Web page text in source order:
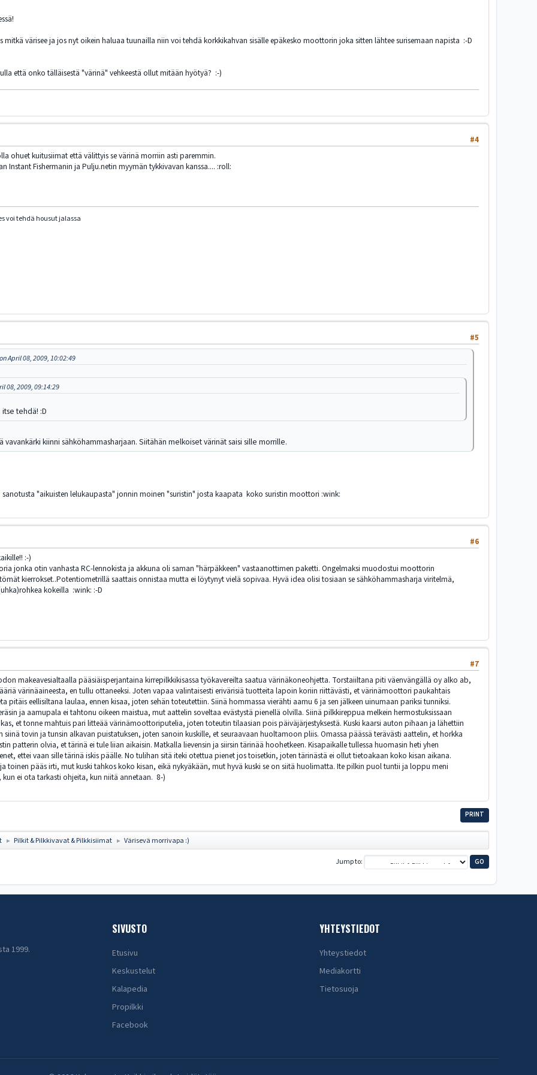
värisee ja jos nyt oikein haluaa tuunailla niin voi tehdä korkkikahvan sisälle epäkesko moottorin joka sitten lähtee surisemaan napista :-D
että onko tälläisestä "värinä" vehkeestä ollut mitään hyötyä? :-)
#4
ohuet kuitusiimat että välittyis se värinä morriin asti paremmin.
Instant Fishermanin ja Pulju.netin myymän tykkivavan kanssa.... :roll:
voi tehdä housut jalassa
#5
April 08, 2009, 10:02:49
08, 2009, 09:14:29
tehdä! :D
vavankärki kiinni sähköhammasharjaan. Siitähän melkoiset värinät saisi sille morrille.
"aikuisten lelukaupasta" jonnin moinen "suristin" josta kaapata koko suristin moottori :wink:
#6
:-)
jonka otin vanhasta RC-lennokista ja akkuna oli saman "härpäkkeen" vastaanottimen paketti. Ongelmaksi muodostui moottorin
kierrokset..Potentiometrillä saattais onnistaa mutta ei löytynyt vielä sopivaa. Hyvä idea olisi tosiaan se sähköhammasharja viritelmä,
kokeilla :wink: :-D
#7
makeavesialtaalla pääsiäisperjantaina kirrepilkkikisassa työkavereilta saatua värinäkoneohjetta. Torstaiiltana piti väenvängällä oy alko ab,
värinäaineesta, en tullu ottaneeksi. Joten vapaa valintaisesti erivärisiä tuotteita lapoin koriin riittävästi, et värinämoottori paukahtais
pitäis eellisiltana laulaa, ennen kisaa, joten sehän toteutettiin. Siinä hommassa vierähti aamu 6 ja sen jälkeen uinumaan pariksi tunniksi.
ja aamupala ei tahtonu oikeen maistua, mut aattelin soveltaa evästystä pienellä olvilla. Siinä pilkkireppua melkein hermostuksissaan
et tonne mahtuis pari litteää värinämoottoriputelia, joten toteutin tilaasian pois päiväjärjestyksestä. Kuski kaarsi auton pihaan ja lähettiin
tovin ja tunsin alkavan puistatuksen, joten sanoin kuskille, et seuraavaan huoltamoon pliis. Omassa päässä terävästi aattelin, et horkka
patterin olvia, et tärinä ei tule liian aikaisin. Matkalla lievensin ja siirsin tärinää hoohetkeen. Kisapaikalle tullessa huomasin heti yhen
ettei vaan sille tärinä iskis päälle. No tulihan sitä iteki otettua pienet jos toisetkin, joten tärinästä ei ollut tietoakaan koko kisan aikana.
toinen pääs irti, mut kuski tahkos koko kisan, eikä nykyäkään, mut hyvä kuski se on siitä huolimatta. Ite pilkin puol tuntii ja loppu meni
ei ota tarkasti ohjeita, kun niitä annetaan. 8-)
PRINT
► Pilkit & Pilkkivavat & Pilkkisiimat ► Värisevä morrivapa :)
Jump to
1999.
SIVUSTO
Etusivu
Keskustelut
Kalapedia
Propilkki
Facebook
YHTEYSTIEDOT
Yhteystiedot
Mediakortti
Tietosuoja